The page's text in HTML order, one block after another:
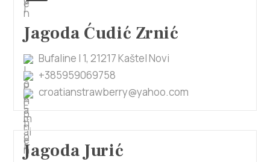
Jagoda Ćudić Zrnić
Bufaline I 1, 21217 Kaštel Novi
+385959069758
croatianstrawberry@yahoo.com
Jagoda Jurić